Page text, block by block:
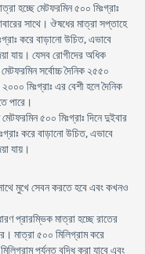
হচ্ছে মেটফরমিন ৫০০ মিঃগ্রাঃ
সাথে। ঔষধের মাত্রা সপ্তাহে
করে বাড়ানো উচিত, এভাবে
যায়। যেসব রোগীদের অধিক
সর্বোচ্চ দৈনিক ২৫৫০
মিঃগ্রাঃ এর বেশী হলে দৈনিক
পারে।
৫০০ মিঃগ্রাঃ দিনে দুইবার
করে বাড়ানো উচিত, এভাবে
যায়।
মুখে সেবন করতে হবে এবং কখনও
প্রারম্ভিক মাত্রা হচ্ছে রাতের
মাত্রা ৫০০ মিলিগ্রাম করে
পর্যন্ত বৃদ্ধি করা যাবে এবং